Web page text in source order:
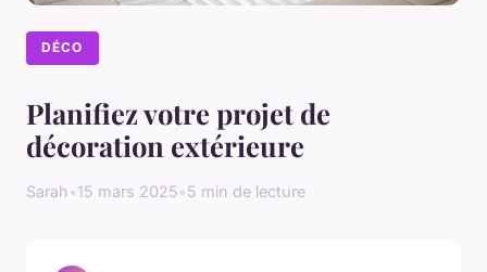
DÉCO
Planifiez votre projet de
décoration extérieure
Sarah•15 mars 2025•5 min de lecture